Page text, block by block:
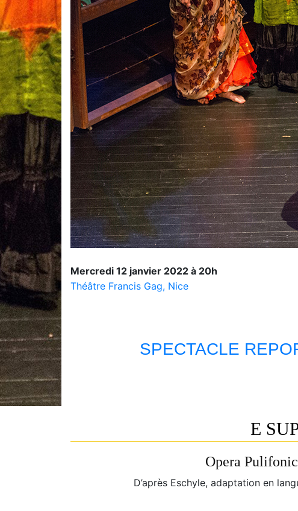
Mercredi 12 janvier 2022 à 20h
Théâtre Francis Gag, Nice
SPECTACLE
E
Opera
D’après Eschyle, adaptation en